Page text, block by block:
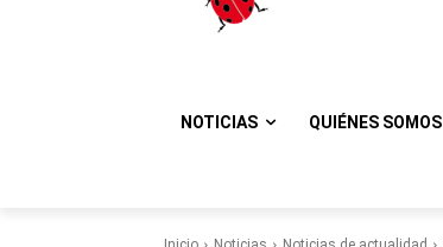
NOTICIAS QUIÉNES SOMOS